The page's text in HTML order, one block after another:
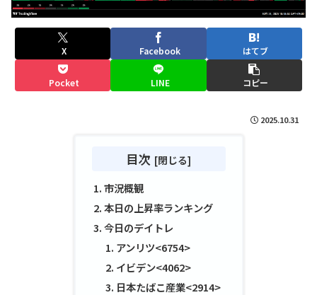
X Facebook はてブ
Pocket LINE コピー
2025.10.31
目次
市況概観
本日の上昇率ランキング
今日のデイトレ
アンリツ<6754>
イビデン<4062>
日本たばこ産業<2914>